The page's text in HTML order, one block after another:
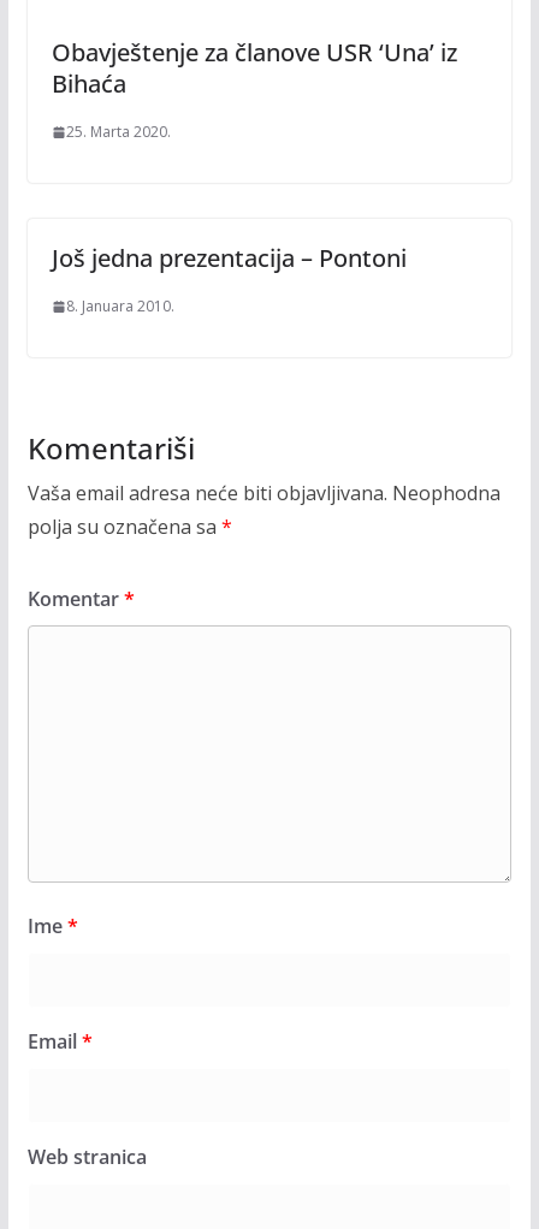
Obavještenje za članove USR ‘Una’ iz
Bihaća
25. Marta 2020.
Još jedna prezentacija – Pontoni
8. Januara 2010.
Komentariši
Vaša email adresa neće biti objavljivana. Neophodna
polja su označena sa *
Komentar*
Ime*
Email*
Web stranica